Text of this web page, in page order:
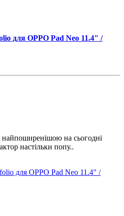
для OPPO Pad Neo 11.4" /
на сьогодні
настільки попу..